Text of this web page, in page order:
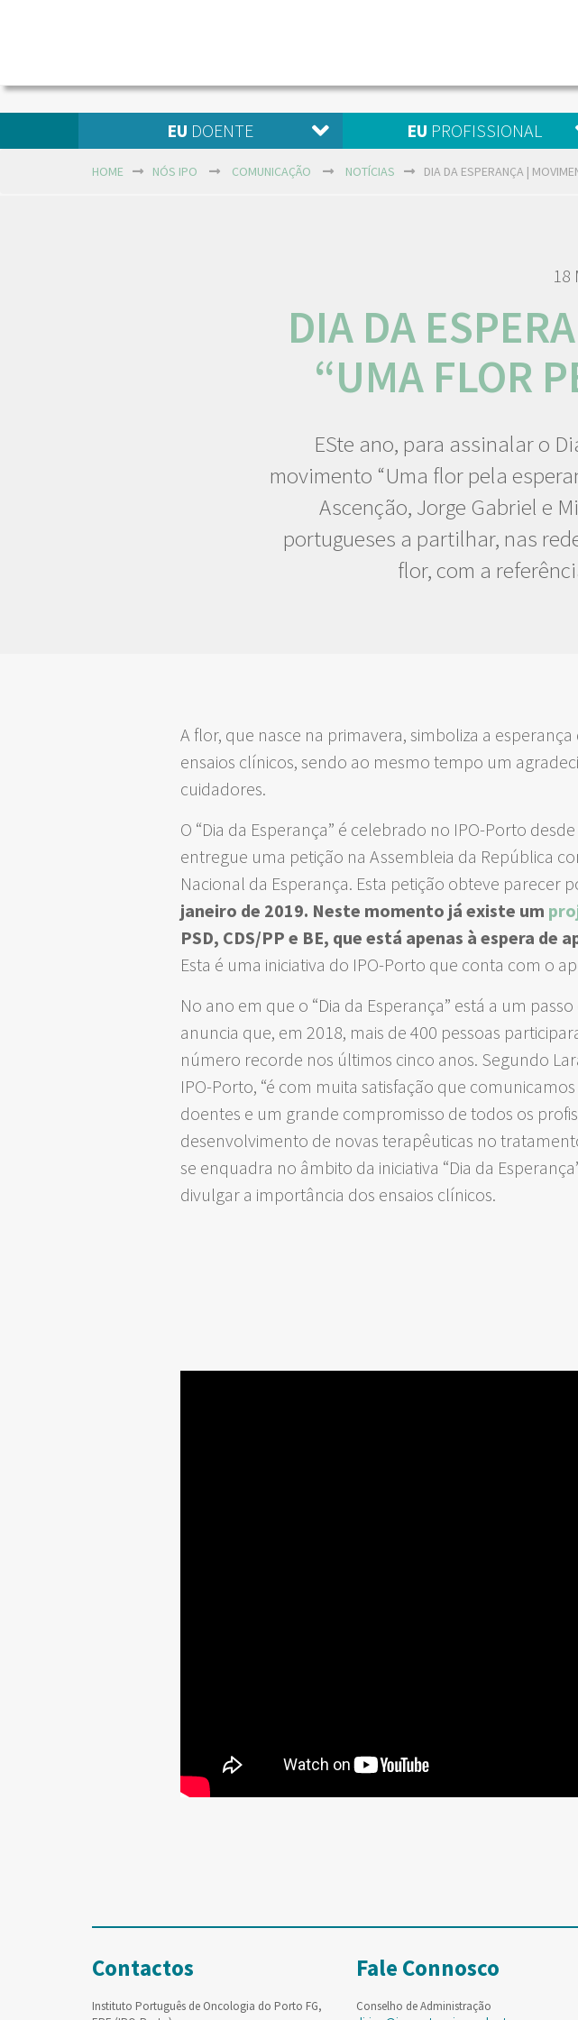
EU DOENTE EU PROFISSIONAL
HOME NÓS IPO COMUNICAÇÃO NOTÍCIAS DIA DA ESPERANÇA |
18
DIA DA
“UMA FLOR
ESte ano, para assinalar o
movimento “Uma flor pela
Ascenção, Jorge Gabriel e
portugueses a partilhar, nas
flor, com a
A flor, que nasce na primavera, simboliza a
ensaios clínicos, sendo ao mesmo tempo um
cuidadores.
O “Dia da Esperança” é celebrado no IPO-Porto
entregue uma petição na Assembleia da República
Nacional da Esperança. Esta petição obteve parecer
janeiro de 2019. Neste momento já existe um
PSD, CDS/PP e BE, que está apenas à espera
Esta é uma iniciativa do IPO-Porto que conta com o
No ano em que o “Dia da Esperança” está a um
anuncia que, em 2018, mais de 400 pessoas
número recorde nos últimos cinco anos. Segundo
IPO-Porto, “é com muita satisfação que
doentes e um grande compromisso de todos os
desenvolvimento de novas terapêuticas no
se enquadra no âmbito da iniciativa “Dia da
divulgar a importância dos ensaios clínicos.
Contactos
Instituto Português de Oncologia do Porto FG,
Fale Connosco
Conselho de Administração